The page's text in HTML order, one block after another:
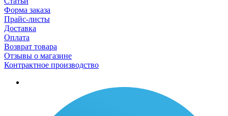
Форма заказа
Прайс-листы
Доставка
Оплата
Возврат товара
Отзывы о магазине
Контрактное производство